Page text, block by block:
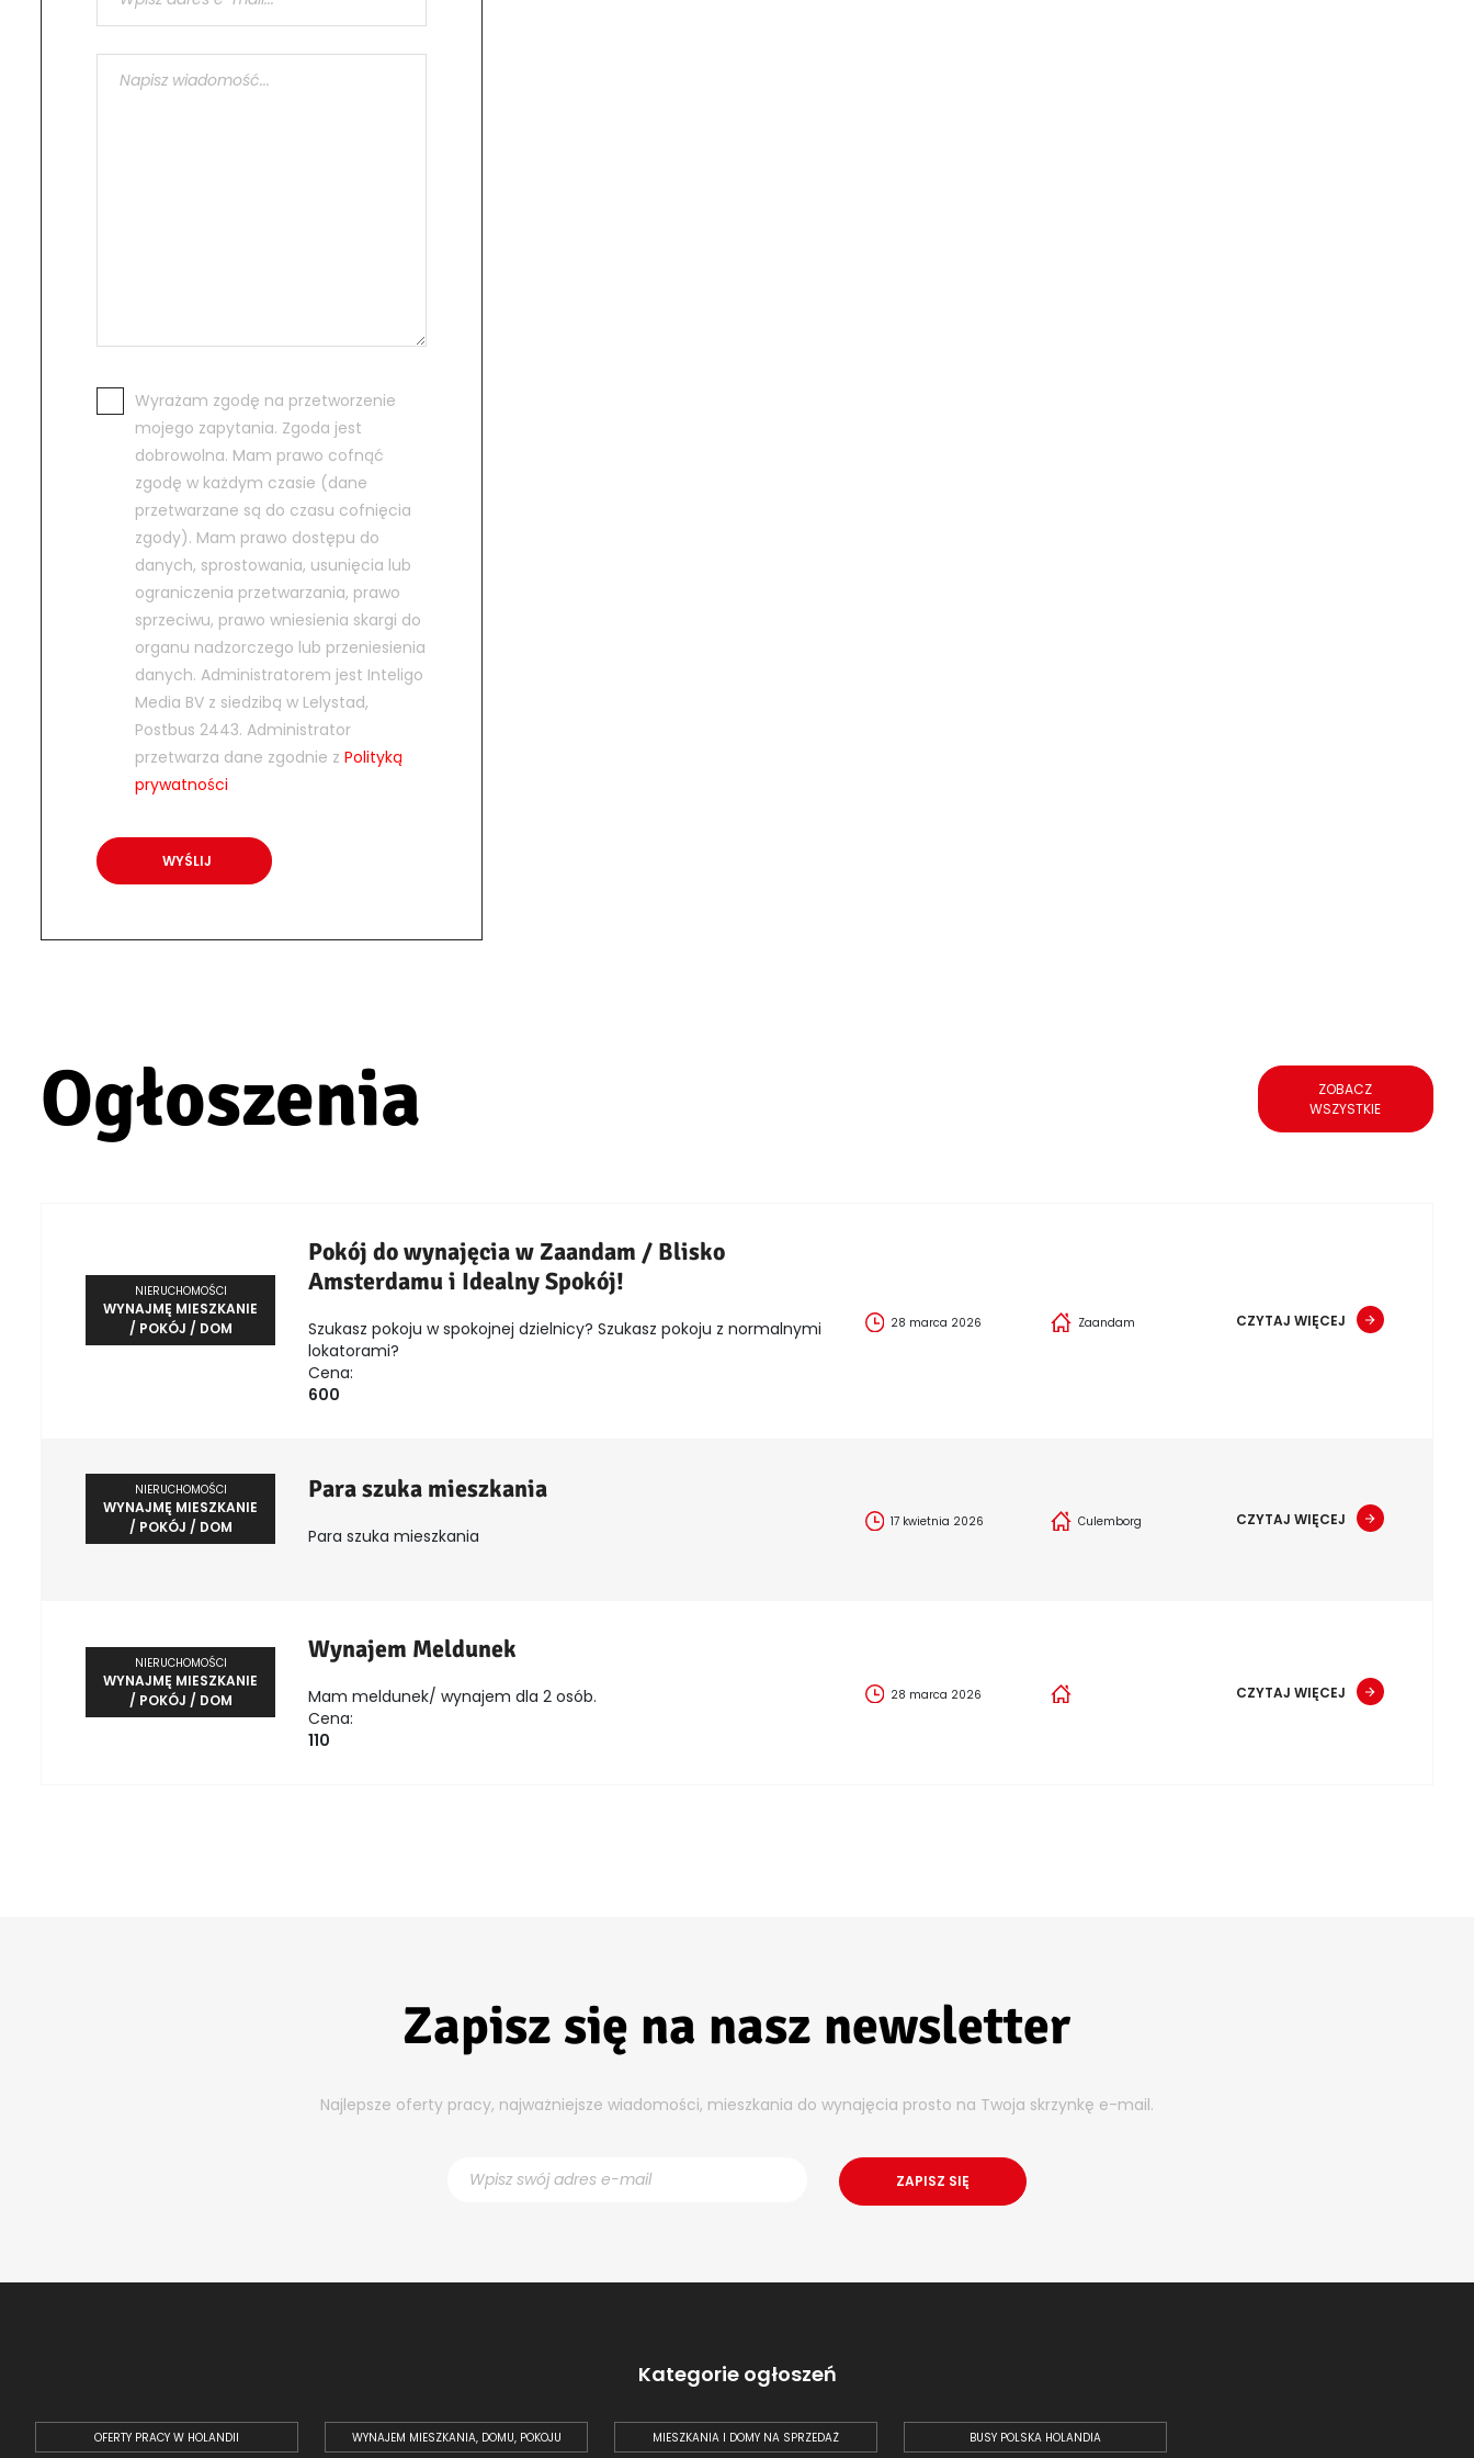
Wyrażam zgodę na przetworzenie
mojego zapytania. Zgoda jest
dobrowolna. Mam prawo cofnąć
zgodę w każdym czasie (dane
przetwarzane są do czasu cofnięcia
zgody). Mam prawo dostępu do
danych, sprostowania, usunięcia lub
ograniczenia przetwarzania, prawo
sprzeciwu, prawo wniesienia skargi do
organu nadzorczego lub przeniesienia
danych. Administratorem jest Inteligo
Media BV z siedzibą w Lelystad,
Postbus 2443. Administrator
przetwarza dane zgodnie z Polityką
prywatności
Ogłoszenia
ZOBACZ
WSZYSTKIE
NIERUCHOMOŚCI
WYNAJMĘ MIESZKANIE
/ POKÓJ / DOM
Pokój do wynajęcia w Zaandam / Blisko
Amsterdamu i Idealny Spokój!
Szukasz pokoju w spokojnej dzielnicy? Szukasz pokoju z normalnymi
lokatorami?
Cena:
600
28 marca 2026 Zaandam CZYTAJ WIĘCEJ
NIERUCHOMOŚCI
WYNAJMĘ MIESZKANIE
/ POKÓJ / DOM
Para szuka mieszkania
Para szuka mieszkania
17 kwietnia 2026 Culemborg CZYTAJ WIĘCEJ
NIERUCHOMOŚCI
WYNAJMĘ MIESZKANIE
/ POKÓJ / DOM
Wynajem Meldunek
Mam meldunek/ wynajem dla 2 osób.
Cena:
110
28 marca 2026 CZYTAJ WIĘCEJ
Zapisz się na nasz newsletter
Najlepsze oferty pracy, najważniejsze wiadomości, mieszkania do wynajęcia prosto na Twoja skrzynkę e-mail.
Kategorie ogłoszeń
OFERTY PRACY W HOLANDII WYNAJEM MIESZKANIA, DOMU, POKOJU MIESZKANIA I DOMY NA SPRZEDAŻ BUSY POLSKA HOLANDIA